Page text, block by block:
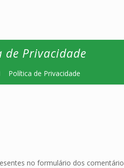
de Privacidade
Política de Privacidade
no formulário dos